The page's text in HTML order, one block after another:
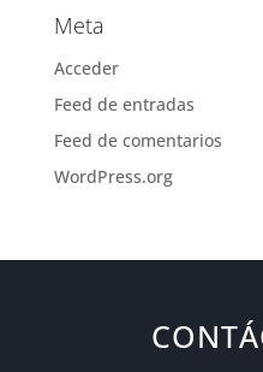
Meta
Acceder
Feed de entradas
Feed de comentarios
WordPress.org